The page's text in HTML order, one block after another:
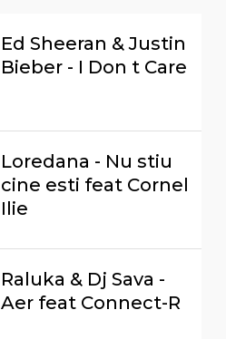
Ed Sheeran & Justin
Bieber - I Don t Care
Loredana - Nu stiu
cine esti feat Cornel
Ilie
Raluka & Dj Sava -
Aer feat Connect-R